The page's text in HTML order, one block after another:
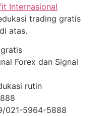
Internasional
trading gratis
atas.
Forex dan Signal
rutin
021-5964-5888